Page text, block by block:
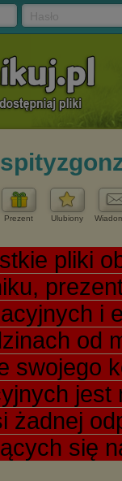
Prezent Ulubiony